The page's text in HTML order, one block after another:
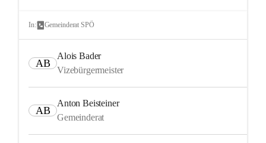
In: Gemeinderat SPÖ
AB
Alois Bader
Vizebürgermeister
AB
Anton Beisteiner
Gemeinderat